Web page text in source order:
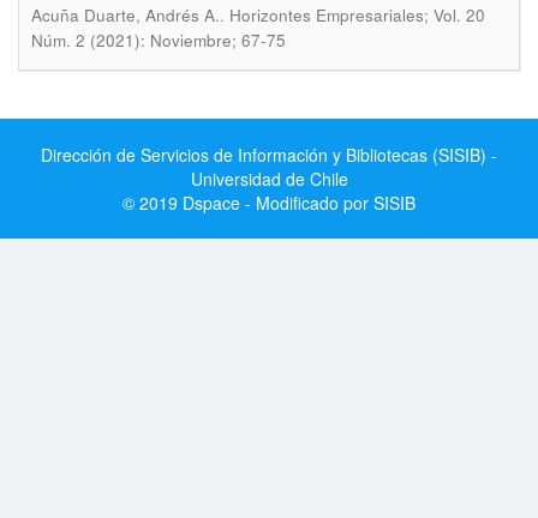
Acuña Duarte, Andrés A.. Horizontes Empresariales; Vol. 20
Núm. 2 (2021): Noviembre; 67-75
Dirección de Servicios de Información y Bibliotecas (SISIB) -
Universidad de Chile
© 2019 Dspace - Modificado por SISIB